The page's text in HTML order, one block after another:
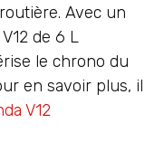
Avec un
de 6 L
le chrono du
en savoir plus, il
V12